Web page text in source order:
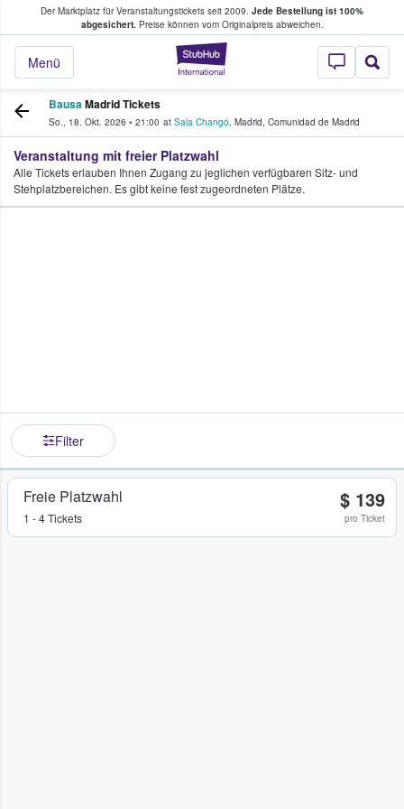
Der Marktplatz für Veranstaltungstickets seit 2009. Jede Bestellung ist 100%
abgesichert.Preise können vom Originalpreis abweichen.
StubHub - Wo
Menü
Tickets kaufen & verkaufen
BausaMadrid Tickets
So., 18. Okt. 2026 • 21:00 at Sala Changó, Madrid, Comunidad de Madrid
Veranstaltung mit freier Platzwahl
Alle Tickets erlauben Ihnen Zugang zu jeglichen verfügbaren Sitz- und
Stehplatzbereichen. Es gibt keine fest zugeordneten Plätze.
Filter
Freie Platzwahl
1 - 4 Tickets
$ 139
pro Ticket